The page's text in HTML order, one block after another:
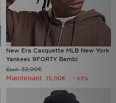
New Era Casquette MLB New York
Yankees 9FORTY Bambi
Était32,00€
Maintenant 15,00€ - 53%